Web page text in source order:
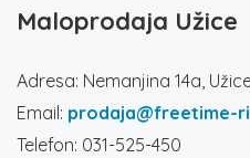
Maloprodaja Užice
Adresa: Nemanjina 14a,
Email: prodaja@freetime-
Telefon: 031-525-450